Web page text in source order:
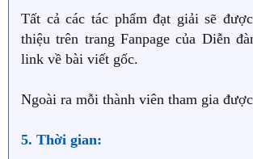
Tất cả các tác phẩm đạt giải sẽ
thiệu trên trang Fanpage của Diễn
link về bài viết gốc.
Ngoài ra mỗi thành viên tham gia
5. Thời gian: